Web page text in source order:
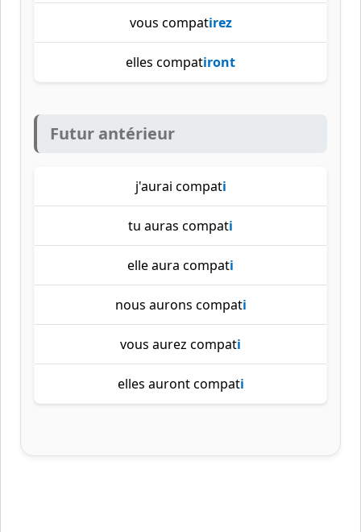
vous compatirez
elles compatiront
Futur antérieur
j'aurai compati
tu auras compati
elle aura compati
nous aurons compati
vous aurez compati
elles auront compati